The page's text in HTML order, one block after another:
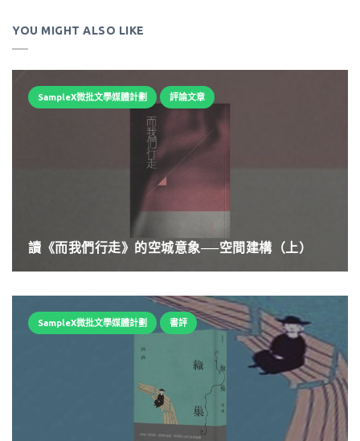
YOU MIGHT ALSO LIKE
SampleX微批文學媒體計劃 評論文章
讀《而我們行走》的空城意象──空間建構（上）
SampleX微批文學媒體計劃 書評